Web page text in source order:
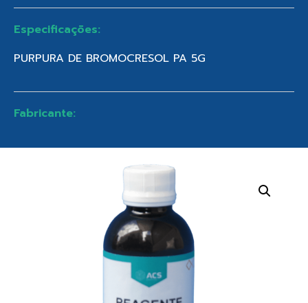
Especificações:
PURPURA DE BROMOCRESOL PA 5G
Fabricante: